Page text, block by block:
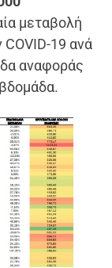
μεταβολή
19 ανά
αναφοράς